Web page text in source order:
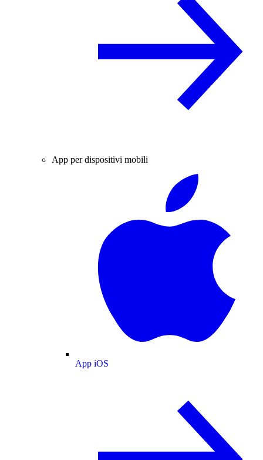
App per dispositivi mobili
App iOS